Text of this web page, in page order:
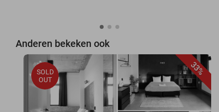
Anderen bekeken ook
33%
SOLD
OUT